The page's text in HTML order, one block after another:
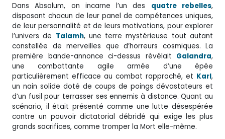
Dans Absolum, on incarne l’un des quatre rebelles,
disposant chacun de leur panel de compétences uniques,
de leur personnalité et de leurs motivations, pour explorer
l’univers de Talamh, une terre mystérieuse tout autant
constellée de merveilles que d’horreurs cosmiques. La
première bande-annonce ci-dessus révélait Galandra,
une combattante agile armée d’une épée
particulièrement efficace au combat rapproché, et Karl,
un nain solide doté de coups de poings dévastateurs et
d’un fusil pour terrasser ses ennemis à distance. Quant au
scénario, il était présenté comme une lutte désespérée
contre un pouvoir dictatorial débridé qui exige les plus
grands sacrifices, comme tromper la Mort elle-même.